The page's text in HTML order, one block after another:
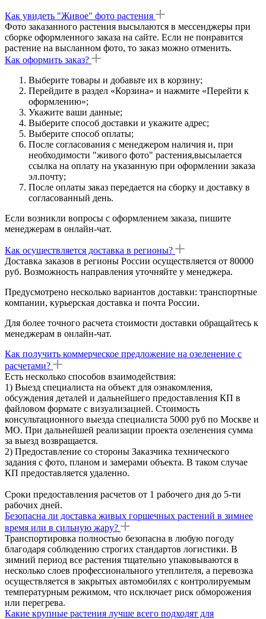
Как увидеть "Живое" фото растения
Фото заказанного растения высылаются в мессенджеры при
сборке оформленного заказа на сайте. Если не понравится
растение на высланном фото, то заказ можно отменить.
Как оформить заказ?
Выберите товары и добавьте их в корзину;
Перейдите в раздел «Корзина» и нажмите «Перейти к
оформлению»;
Укажите ваши данные;
Выберите способ доставки и укажите адрес;
Выберите способ оплаты;
После согласования с менеджером наличия и, при
необходимости "живого фото" растения,высылается
ссылка на оплату на указанную при оформлении заказа
эл.почту;
После оплаты заказ передается на сборку и доставку в
согласованный день.
Если возникли вопросы с оформлением заказа, пишите
менеджерам в онлайн-чат.
Как осуществляется доставка в регионы?
Доставка заказов в регионы России осуществляется от 80000
руб. Возможность направления уточняйте у менеджера.
Предусмотрено несколько вариантов доставки: транспортные
компании, курьерская доставка и почта России.
Для более точного расчета стоимости доставки обращайтесь к
менеджерам в онлайн-чат.
Как получить коммерческое предложение на озеленение с
расчетами?
Есть несколько способов взаимодействия:
1) Выезд специалиста на объект для ознакомления,
обсуждения деталей и дальнейшего предоставления КП в
файловом формате с визуализацией. Стоимость
консультационного выезда специалиста 5000 руб по Москве и
МО. При дальнейшей реализации проекта озеленения сумма
за выезд возвращается.
2) Предоставление со стороны Заказчика технического
задания с фото, планом и замерами объекта. В таком случае
КП предоставляется удаленно.
Сроки предоставления расчетов от 1 рабочего дня до 5-ти
рабочих дней.
Безопасна ли доставка живых горшечных растений в зимнее
время или в сильную жару?
Транспортировка полностью безопасна в любую погоду
благодаря соблюдению строгих стандартов логистики. В
зимний период все растения тщательно упаковываются в
несколько слоев профессионального утеплителя, а перевозка
осуществляется в закрытых автомобилях с контролируемым
температурным режимом, что исключает риск обморожения
или перегрева.
Какие крупные растения лучше всего подходят для